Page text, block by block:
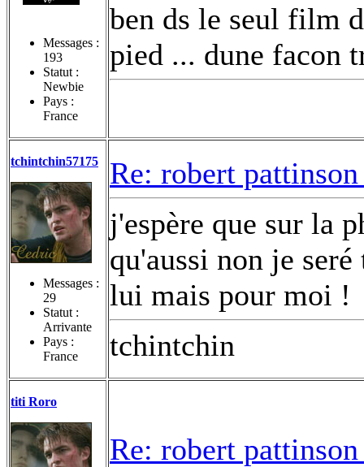
Messages :
193
Statut :
Newbie
Pays :
France
ben ds le seul film
pied ... dune facon
tchintchin57175
Messages :
29
Statut :
Arrivante
Pays :
France
Re: robert
j'espère que sur la
qu'aussi non je
lui mais pour moi !
tchintchin
titi Roro
Re: robert